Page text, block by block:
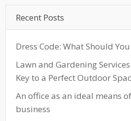
Recent Posts
Dress Code: What Should
Lawn and Gardening
Key to a Perfect Outdoor
An office as an ideal means
business